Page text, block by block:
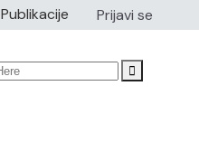
Publikacije Prijavi se